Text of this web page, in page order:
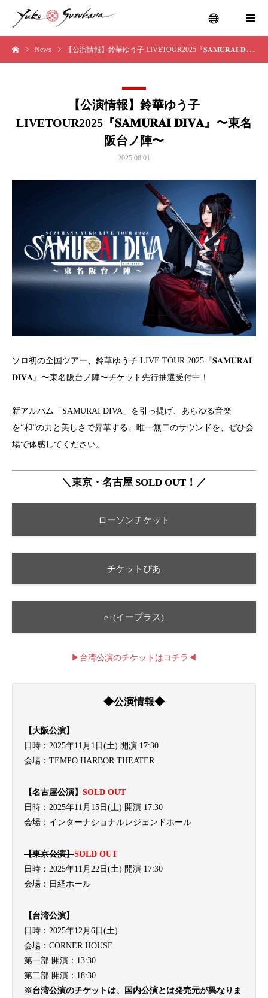
menu
News 【公演情報】鈴華ゆう子 LIVETOUR2025『𝐒𝐀𝐌𝐔𝐑𝐀𝐈 𝐃𝐈𝐕𝐀』〜東名阪台ノ陣〜
【公演情報】鈴華ゆう子
LIVETOUR2025『𝐒𝐀𝐌𝐔𝐑𝐀𝐈 𝐃𝐈𝐕𝐀』〜東名
阪台ノ陣〜
2025.08.01
ソロ初の全国ツアー、鈴華ゆう子 LIVE TOUR 2025『𝐒𝐀𝐌𝐔𝐑𝐀𝐈
𝐃𝐈𝐕𝐀』〜東名阪台ノ陣〜チケット先行抽選受付中！
新アルバム「SAMURAI DIVA」を引っ提げ、あらゆる音楽
を“和”の力と美しさで昇華する、唯一無二のサウンドを、ぜひ会
場で体感してください。
＼東京・名古屋 SOLD OUT！／
ローソンチケット
チケットぴあ
e+(イープラス)
▶台湾公演のチケットはコチラ◀
◆公演情報◆
【大阪公演】
日時：2025年11月1日(土) 開演 17:30
会場：TEMPO HARBOR THEATER
【名古屋公演】SOLD OUT
日時：2025年11月15日(土) 開演 17:30
会場：インターナショナルレジェンドホール
【東京公演】SOLD OUT
日時：2025年11月22日(土) 開演 17:30
会場：日経ホール
【台湾公演】
日時：2025年12月6日(土)
会場：CORNER HOUSE
第一部 開演：13:30
第二部 開演：18:30
※台湾公演のチケットは、国内公演とは発売元が異なりま